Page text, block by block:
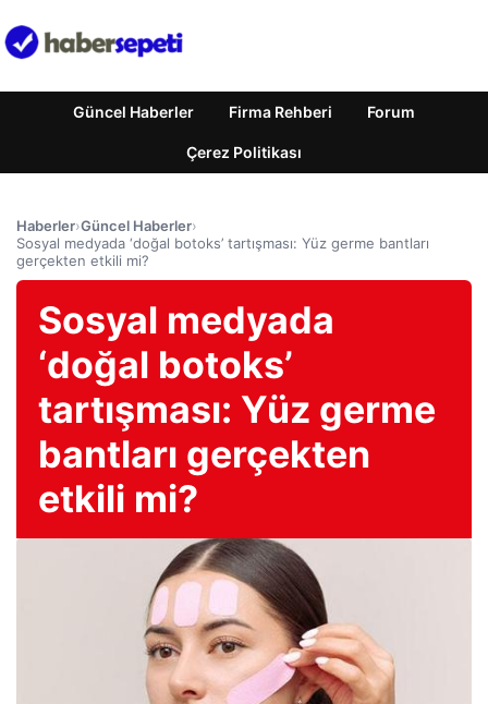
Güncel Haberler Firma Rehberi Forum
Çerez Politikası
Haberler›Güncel Haberler›
Sosyal medyada ‘doğal botoks’ tartışması: Yüz germe bantları
gerçekten etkili mi?
Sosyal medyada
‘doğal botoks’
tartışması: Yüz germe
bantları gerçekten
etkili mi?